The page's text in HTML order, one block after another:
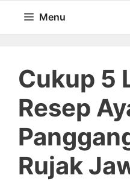
isi
Menu
Cukup 5
Resep
Rujak